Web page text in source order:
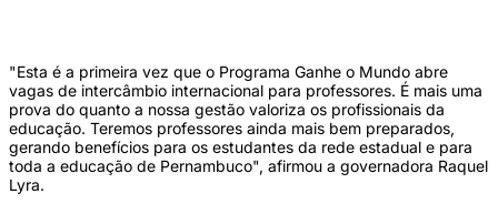
"Esta é a primeira vez que o Programa Ganhe o Mundo abre
vagas de intercâmbio internacional para professores. É mais uma
prova do quanto a nossa gestão valoriza os profissionais da
educação. Teremos professores ainda mais bem preparados,
gerando benefícios para os estudantes da rede estadual e para
toda a educação de Pernambuco", afirmou a governadora Raquel
Lyra.